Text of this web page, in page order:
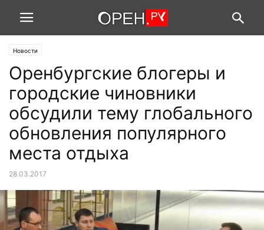
Новости
Оренбургские блогеры и
городские чиновники
обсудили тему глобального
обновления популярного
места отдыха
28.03.2017